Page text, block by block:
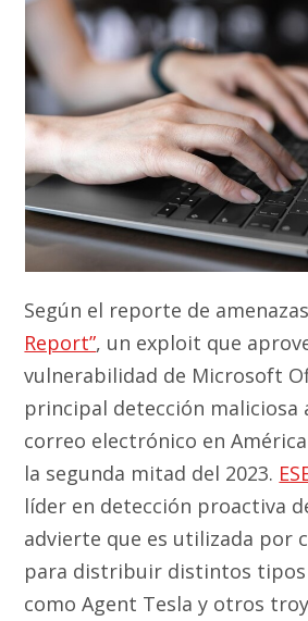
Según el reporte de
Report”, un exploit que
vulnerabilidad de Microsoft
principal detección maliciosa
correo electrónico en
la segunda mitad del 2023.
líder en detección proactiva
advierte que es utilizada por
para distribuir distintos tipos
como Agent Tesla y otros